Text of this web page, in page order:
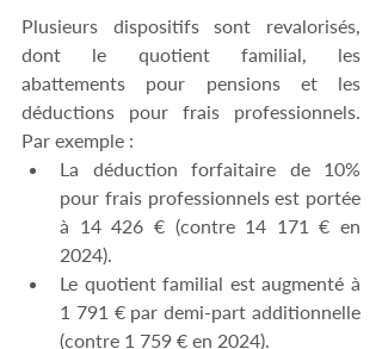
Plusieurs dispositifs sont revalorisés,
dont le quotient familial, les
abattements pour pensions et les
déductions pour frais professionnels.
Par exemple :
La déduction forfaitaire de 10%
pour frais professionnels est portée
à 14 426 € (contre 14 171 € en
2024).
Le quotient familial est augmenté à
1 791 € par demi-part additionnelle
(contre 1 759 € en 2024).